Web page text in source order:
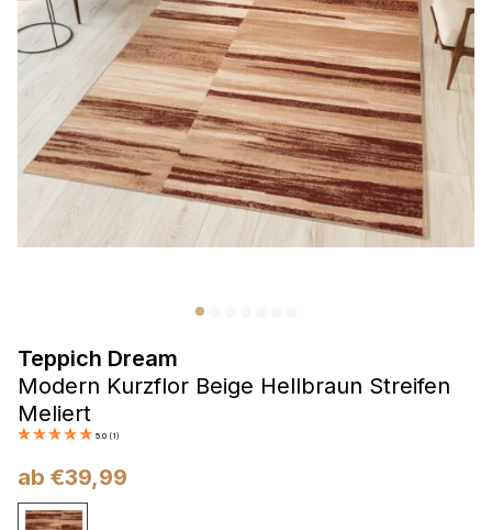
Teppich Dream
Modern Kurzflor Beige Hellbraun Streifen
Meliert
5.0 (1)
ab €39,99
Präferenzen
Präferenz-Cookies ermöglichen es einer Website,
Informationen zu speichern, die die Art und Weise ändern,
wie die Website aussieht oder funktioniert, wie zum Beispiel
Ihre bevorzugte Sprache oder die Region, in der Sie sich
befinden.
Marketing
Marketing-Cookies werden verwendet, um Benutzer über
Websites hinweg zu verfolgen. Das Ziel ist es, Anzeigen
ansprechend sind und somit wertvoller für Herausgeber und
Werbetreibende Dritter sind.